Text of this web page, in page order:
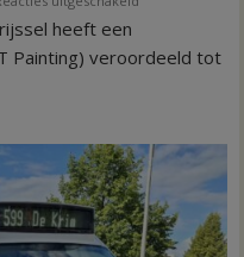
75.000
werknemers
heeft een
Painting) veroordeeld tot